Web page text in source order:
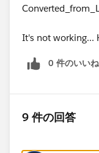
It's not working...
0 件のいい
9 件の回答